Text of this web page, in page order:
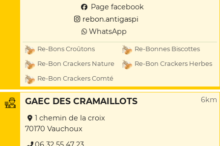
Page facebook
rebon.antigaspi
WhatsApp
Re-Bons Croûtons
Re-Bonnes Biscottes
Re-Bon Crackers Nature
Re-Bon Crackers Herbes
Re-Bon Crackers Comté
GAEC DES CRAMAILLOTS 6km
1 chemin de la croix
70170 Vauchoux